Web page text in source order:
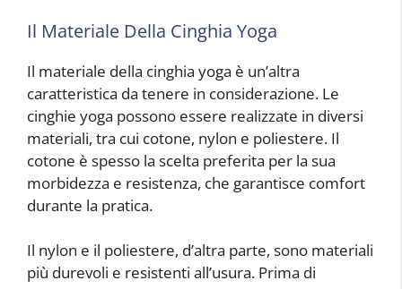
Il Materiale Della Cinghia Yoga
Il materiale della cinghia yoga è un’altra
caratteristica da tenere in considerazione. Le
cinghie yoga possono essere realizzate in diversi
materiali, tra cui cotone, nylon e poliestere. Il
cotone è spesso la scelta preferita per la sua
morbidezza e resistenza, che garantisce comfort
durante la pratica.
Il nylon e il poliestere, d’altra parte, sono materiali
più durevoli e resistenti all’usura. Prima di